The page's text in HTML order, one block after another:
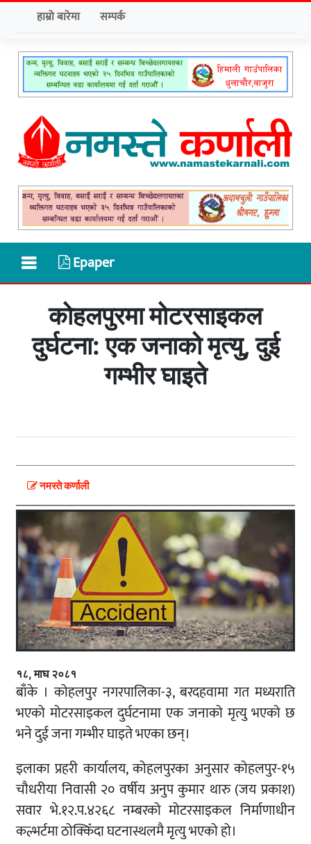
हाम्रो बारेमा सम्पर्क
Epaper
कोहलपुरमा मोटरसाइकल
दुर्घटना: एक जनाको मृत्यु, दुई
गम्भीर घाइते
नमस्ते कर्णाली
१८, माघ २०८१
बाँके । कोहलपुर नगरपालिका-३, बरदहवामा गत मध्यराति
भएको मोटरसाइकल दुर्घटनामा एक जनाको मृत्यु भएको छ
भने दुई जना गम्भीर घाइते भएका छन्।
इलाका प्रहरी कार्यालय, कोहलपुरका अनुसार कोहलपुर-१५
चौधरीया निवासी २० वर्षीय अनुप कुमार थारु (जय प्रकाश)
सवार भे.१२.प.४२६८ नम्बरको मोटरसाइकल निर्माणाधीन
कल्भर्टमा ठोक्किँदा घटनास्थलमै मृत्यु भएको हो।